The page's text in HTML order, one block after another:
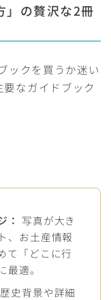
」の贅沢な2冊
ックを買うか迷い
なガイドブック
： 写真が大き
、お土産情報
て「どこに行
適。
歴史背景や詳細